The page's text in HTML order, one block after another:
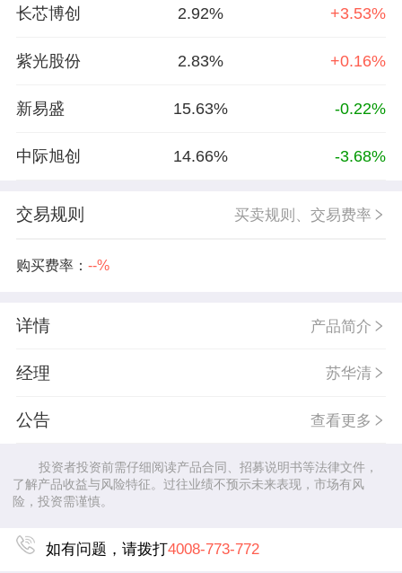
长芯博创 2.92% +3.53%
紫光股份 2.83% +0.16%
新易盛 15.63% -0.22%
中际旭创 14.66% -3.68%
交易规则 买卖规则、交易费率
购买费率： --%
详情 产品简介
经理 苏华清
公告 查看更多
投资者投资前需仔细阅读产品合同、招募说明书等法律文件，
了解产品收益与风险特征。过往业绩不预示未来表现，市场有风
险，投资需谨慎。
如有问题，请拨打4008-773-772